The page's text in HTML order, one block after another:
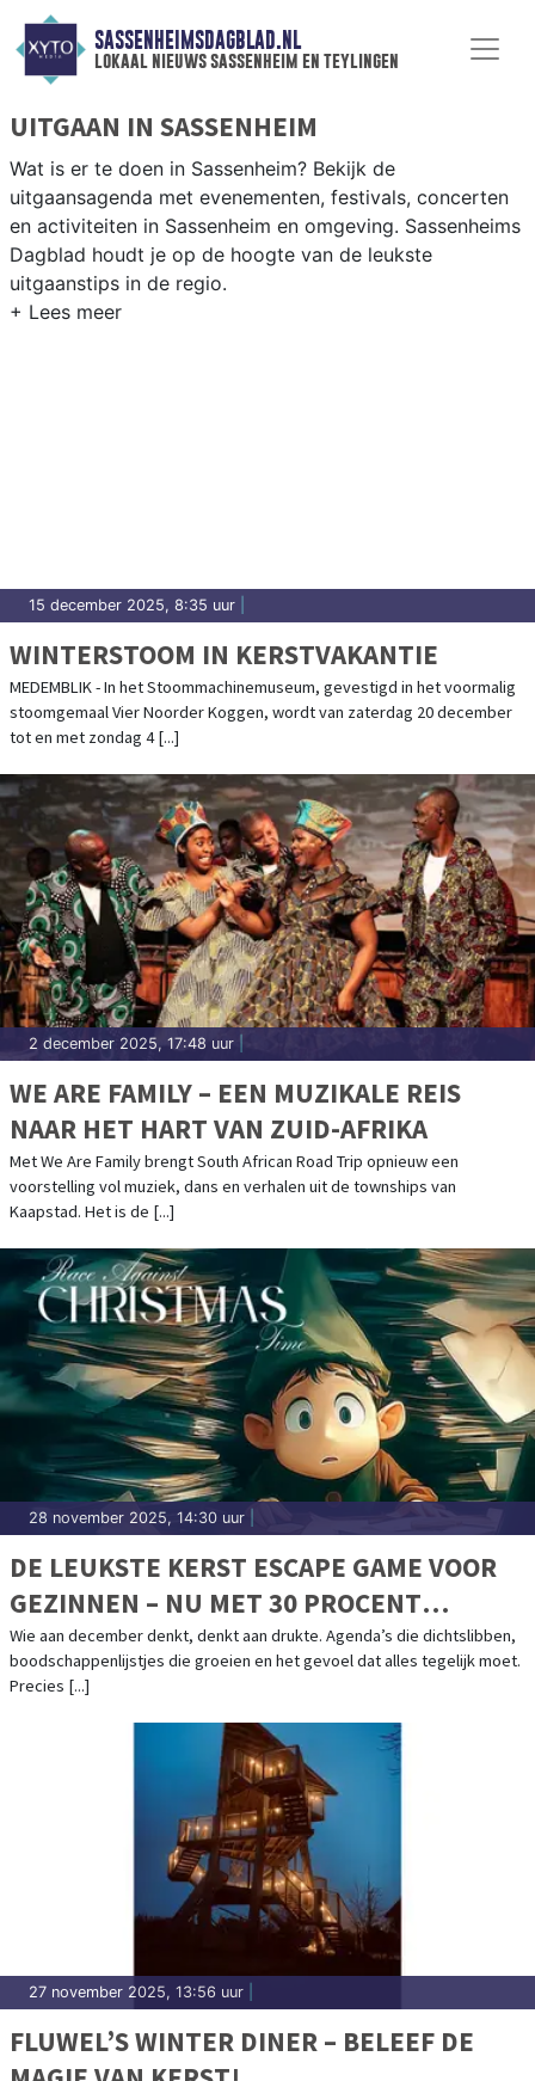
SASSENHEIMSDAGBLAD.NL
lokaal nieuws sassenheim en teylingen
UITGAAN IN SASSENHEIM
Wat is er te doen in Sassenheim? Bekijk de
uitgaansagenda met evenementen, festivals, concerten
en activiteiten in Sassenheim en omgeving. Sassenheims
Dagblad houdt je op de hoogte van de leukste
uitgaanstips in de regio.
15 december 2025, 8:35 uur
WINTERSTOOM IN KERSTVAKANTIE
MEDEMBLIK - In het Stoommachinemuseum, gevestigd in het voormalig
stoomgemaal Vier Noorder Koggen, wordt van zaterdag 20 december
tot en met zondag 4 [...]
2 december 2025, 17:48 uur
WE ARE FAMILY – EEN MUZIKALE REIS
NAAR HET HART VAN ZUID-AFRIKA
Met We Are Family brengt South African Road Trip opnieuw een
voorstelling vol muziek, dans en verhalen uit de townships van
Kaapstad. Het is de [...]
28 november 2025, 14:30 uur
DE LEUKSTE KERST ESCAPE GAME VOOR
GEZINNEN – NU MET 30 PROCENT
KORTING
Wie aan december denkt, denkt aan drukte. Agenda’s die dichtslibben,
boodschappenlijstjes die groeien en het gevoel dat alles tegelijk moet.
Precies [...]
27 november 2025, 13:56 uur
FLUWEL’S WINTER DINER – BELEEF DE